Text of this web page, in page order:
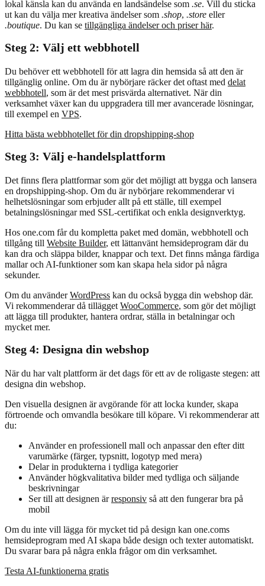
lokal känsla kan du använda en landsändelse som .se. Vill du sticka
ut kan du välja mer kreativa ändelser som .shop, .store eller
.boutique. Du kan se tillgängliga ändelser och priser här.
Steg 2: Välj ett webbhotell
Du behöver ett webbhotell för att lagra din hemsida så att den är
tillgänglig online. Om du är nybörjare räcker det oftast med delat
webbhotell, som är det mest prisvärda alternativet. När din
verksamhet växer kan du uppgradera till mer avancerade lösningar,
till exempel en VPS.
Hitta bästa webbhotellet för din dropshipping-shop
Steg 3: Välj e-handelsplattform
Det finns flera plattformar som gör det möjligt att bygga och lansera
en dropshipping-shop. Om du är nybörjare rekommenderar vi
helhetslösningar som erbjuder allt på ett ställe, till exempel
betalningslösningar med SSL-certifikat och enkla designverktyg.
Hos one.com får du kompletta paket med domän, webbhotell och
tillgång till Website Builder, ett lättanvänt hemsideprogram där du
kan dra och släppa bilder, knappar och text. Det finns många färdiga
mallar och AI-funktioner som kan skapa hela sidor på några
sekunder.
Om du använderWordPress kan du också bygga din webshop där.
Vi rekommenderar då tillägget WooCommerce, som gör det möjligt
att lägga till produkter, hantera ordrar, ställa in betalningar och
mycket mer.
Steg 4: Designa din webshop
När du har valt plattform är det dags för ett av de roligaste stegen: att
designa din webshop.
Den visuella designen är avgörande för att locka kunder, skapa
förtroende och omvandla besökare till köpare. Vi rekommenderar att
du:
Använder en professionell mall och anpassar den efter ditt
varumärke (färger, typsnitt, logotyp med mera)
Delar in produkterna i tydliga kategorier
Använder högkvalitativa bilder med tydliga och säljande
beskrivningar
Ser till att designen ärresponsiv så att den fungerar bra på
mobil
Om du inte vill lägga för mycket tid på design kan one.coms
hemsideprogram med AI skapa både design och texter automatiskt.
Du svarar bara på några enkla frågor om din verksamhet.
Testa AI-funktionerna gratis